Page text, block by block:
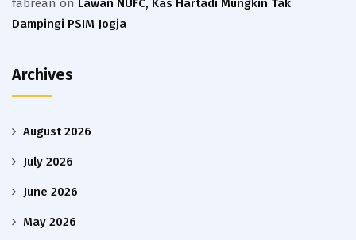
fabrean on Lawan NUFC, Kas Hartadi Mungkin Tak
Dampingi PSIM Jogja
Archives
August 2026
July 2026
June 2026
May 2026